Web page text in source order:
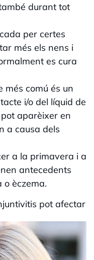
durant tot
per certes
més els nens i
es cura
més comú és un
i/o del líquid de
aparèixer en
a causa dels
a la primavera i a
antecedents
o èczema.
pot afectar